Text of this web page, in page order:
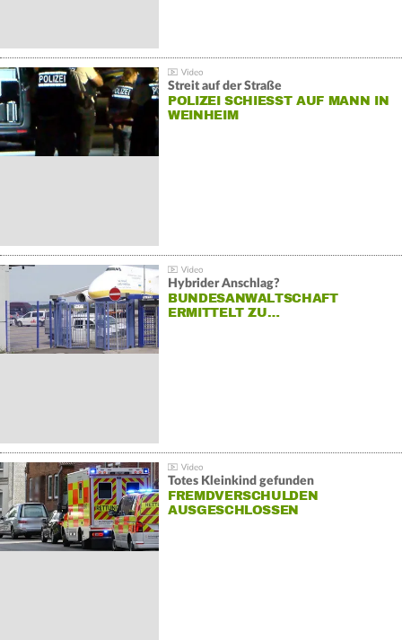
Streit auf der Straße
POLIZEI SCHIESST AUF MANN IN W
EINHEIM
Hybrider Anschlag?
BUNDESANWALTSCHAFT
ERMITTELT ZU…
Totes Kleinkind gefunden
FREMDVERSCHULDEN
AUSGESCHLOSSEN